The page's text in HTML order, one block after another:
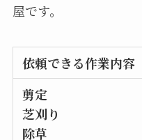
屋です。
依頼できる作業内容
剪定
芝刈り
除草